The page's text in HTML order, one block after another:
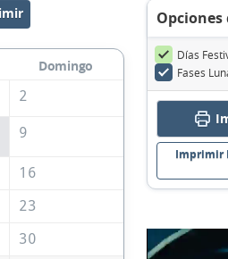
Domingo
2
9
16
23
30
Días
Fases
Imprimir